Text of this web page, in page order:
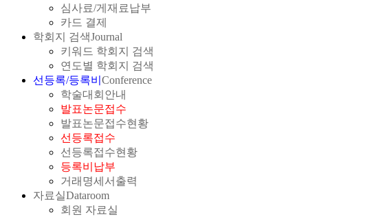
심사료/게재료납부
카드 결제
학회지 검색Journal
키워드 학회지 검색
연도별 학회지 검색
선등록/등록비 Conference
학술대회안내
발표논문접수
발표논문접수현황
선등록접수
선등록접수현황
등록비납부
거래명세서출력
자료실Dataroom
회원 자료실